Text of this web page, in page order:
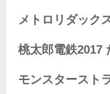
メトロリダック
桃太郎電鉄2017
モンスタースト